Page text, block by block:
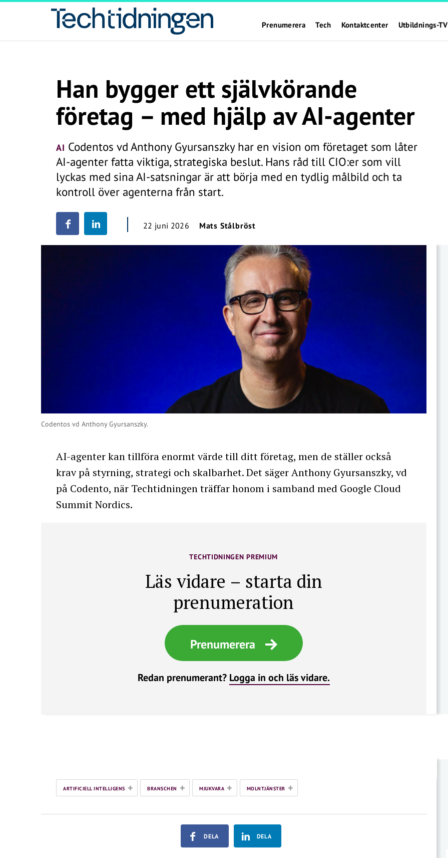
Prenumerera Tech Kontaktcenter Utbildnings-TV
Han bygger ett självkörande
företag – med hjälp av AI-agenter
AI Codentos vd Anthony Gyursanszky har en vision om företaget som låter
AI-agenter fatta viktiga, strategiska beslut. Hans råd till CIO:er som vill
lyckas med sina AI-satsningar är att börja med en tydlig målbild och ta
kontroll över agenterna från start.
22 juni 2026 Mats Stålbröst
Codentos vd Anthony Gyursanszky.
AI-agenter kan tillföra enormt värde till ditt företag, men de ställer också
krav på styrning, strategi och skalbarhet. Det säger Anthony Gyursanszky, vd
på Codento, när Techtidningen träffar honom i samband med Google Cloud
Summit Nordics.
TECHTIDNINGEN PREMIUM
Läs vidare – starta din
prenumeration
Prenumerera
Redan prenumerant? Logga in och läs vidare.
ARTIFICIELL INTELLIGENS + BRANSCHEN + MJUKVARA + MOLNTJÄNSTER +
DELA DELA